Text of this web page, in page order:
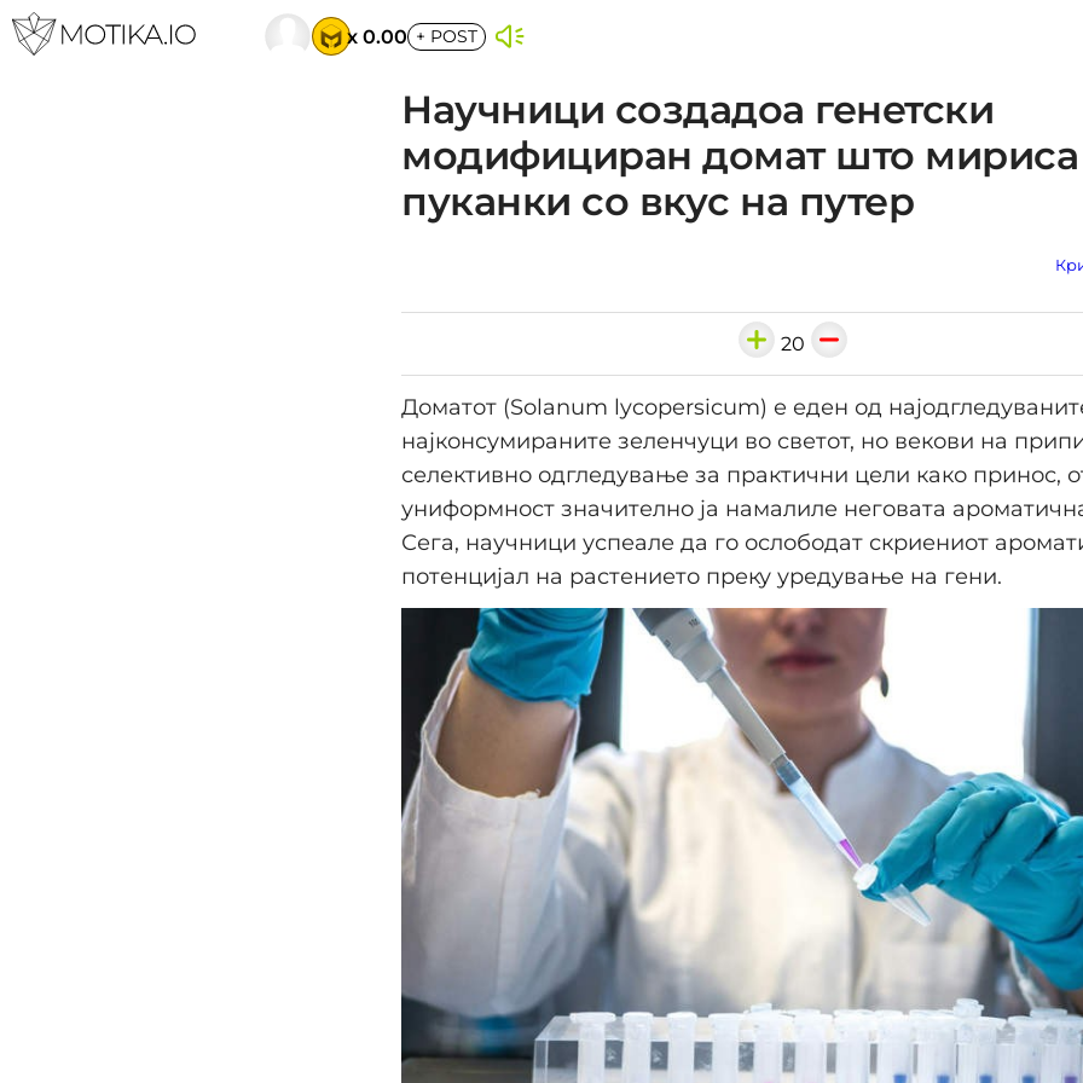
x 0.00 + POST
Научници создадоа генетски
модифициран домат што
пуканки со вкус на путер
20
Доматот (Solanum lycopersicum) е еден од
најконсумираните зеленчуци во светот, но векови на
селективно одгледување за практични цели како принос,
униформност значително ја намалиле неговата
Сега, научници успеале да го ослободат скриениот
потенцијал на растението преку уредување на гени.